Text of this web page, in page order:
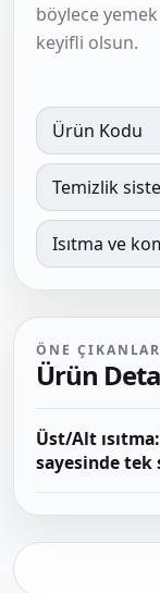
böylece
keyifli olsun.
Ürün Kodu
Temizlik
Isıtma ve
ÖNE ÇIKANLAR
Ürün
Üst/Alt
sayesinde tek